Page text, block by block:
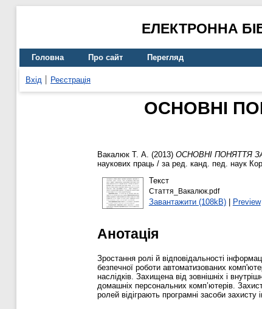
ЕЛЕКТРОННА
Головна Про сайт Перегляд
Вхід Реєстрація
ОСНОВНІ
Вакалюк Т. А. (2013) ОСНОВНІ ПОНЯТТЯ
наукових праць / за ред. канд. пед. наук
Текст
Стаття_Вакалюк.pdf
Завантажити (108kB)| Preview
Анотація
Зростання ролі й відповідальності
безпечної роботи автоматизованих
наслідків. Захищена від зовнішніх і
домашніх персональних комп’ютерів.
ролей відіграють програмні засоби захисту